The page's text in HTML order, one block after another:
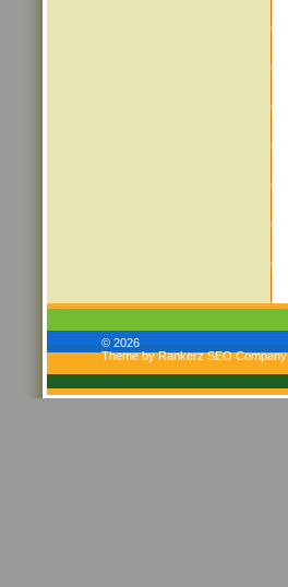
© 2026
Theme by Rankerz SEO Company